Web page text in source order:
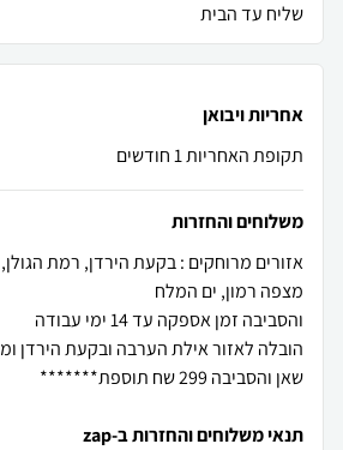
שליח עד הבית
אחריות ויבואן
תקופת האחריות 1 חודשים
משלוחים והחזרות
אזורים מרוחקים : בקעת הירדן, רמת
הובלה לאזור אילת הערבה ובקעת הירדן
שאן והסביבה 299 שח תוספת*******
תנאי משלוחים והחזרות ב-zap